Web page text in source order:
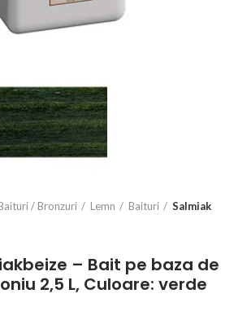
/ Bronzuri Lemn Baituri Salmiak
– Bait pe baza de
2,5 L, Culoare: verde